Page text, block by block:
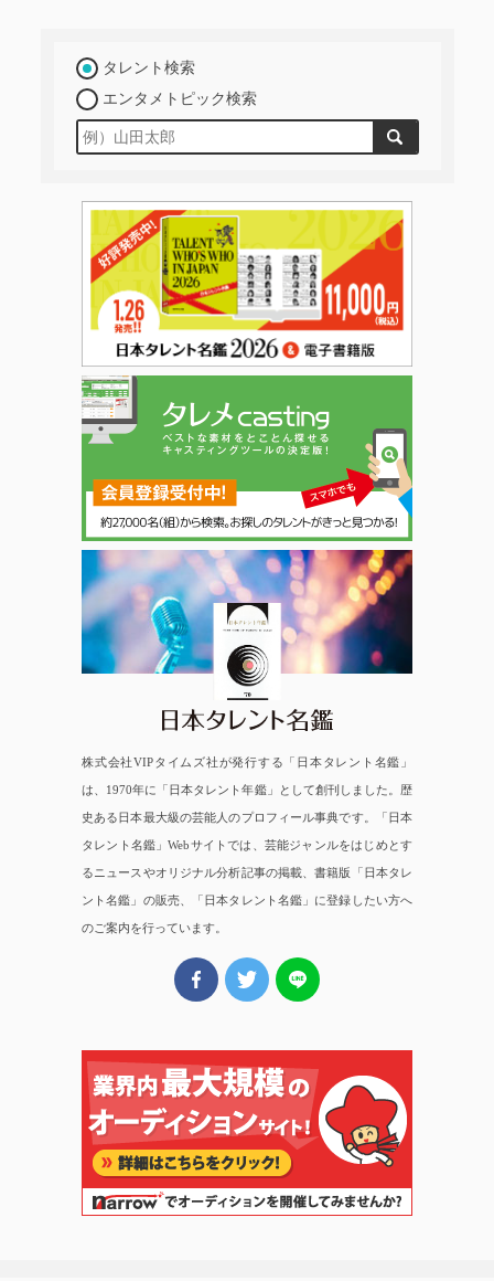
タレント検索
エンタメトピック検索
日本タレント名鑑
株式会社VIPタイムズ社が発行する「日本タレント名鑑」
は、1970年に「日本タレント年鑑」として創刊しました。歴
史ある日本最大級の芸能人のプロフィール事典です。「日本
タレント名鑑」Webサイトでは、芸能ジャンルをはじめとす
るニュースやオリジナル分析記事の掲載、書籍版「日本タレ
ント名鑑」の販売、「日本タレント名鑑」に登録したい方へ
のご案内を行っています。